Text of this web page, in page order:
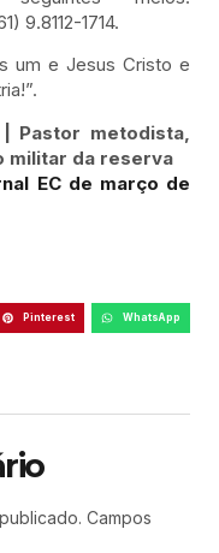
9.8112-1714.
um e Jesus Cristo e
Pastor metodista,
militar da reserva
EC de março de
Pinterest WhatsApp
Campos